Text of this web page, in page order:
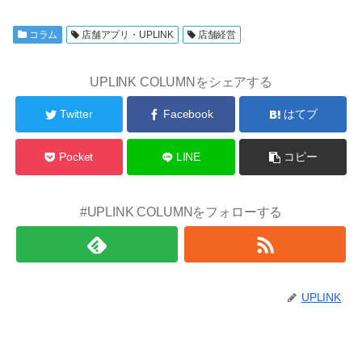
コラム 店舗アプリ・UPLINK 店舗経営
UPLINK COLUMNをシェアする
Twitter Facebook はてブ
Pocket LINE コピー
#UPLINK COLUMNをフォローする
UPLINK